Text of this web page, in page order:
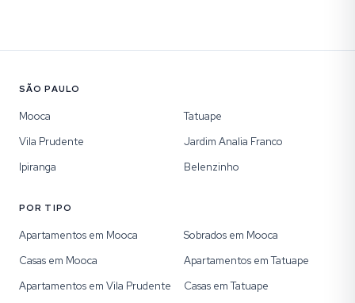
SÃO PAULO
Mooca
Tatuape
Vila Prudente
Jardim Analia Franco
Ipiranga
Belenzinho
POR TIPO
Apartamentos em Mooca
Sobrados em Mooca
Casas em Mooca
Apartamentos em Tatuape
Apartamentos em Vila Prudente
Casas em Tatuape